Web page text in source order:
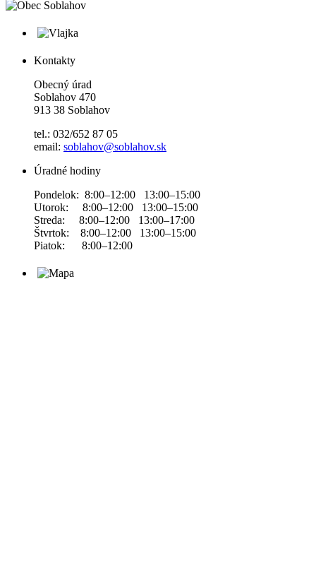
Kontakty
Obecný úrad
Soblahov 470
913 38 Soblahov
tel.: 032/652 87 05
email: soblahov@soblahov.sk
Úradné hodiny
Pondelok: 8:00–12:00 13:00–15:00
Utorok: 8:00–12:00 13:00–15:00
Streda: 8:00–12:00 13:00–17:00
Štvrtok: 8:00–12:00 13:00–15:00
Piatok: 8:00–12:00